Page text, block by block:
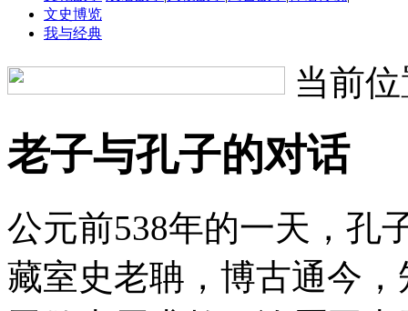
文史博览
我与经典
当前
老子与孔子的对话
公元前538年的一天，孔
藏室史老聃，博古通今